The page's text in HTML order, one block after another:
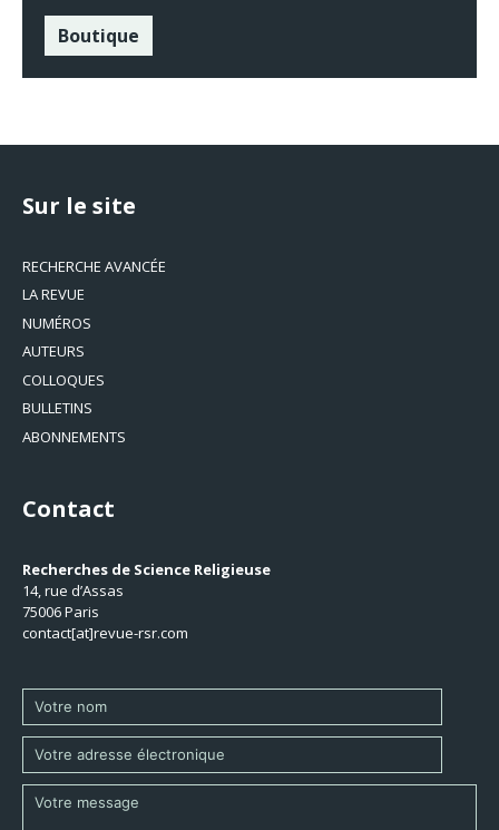
Boutique
Sur le site
RECHERCHE AVANCÉE
LA REVUE
NUMÉROS
AUTEURS
COLLOQUES
BULLETINS
ABONNEMENTS
Contact
Recherches de Science Religieuse
14, rue d’Assas
75006 Paris
contact[at]revue-rsr.com